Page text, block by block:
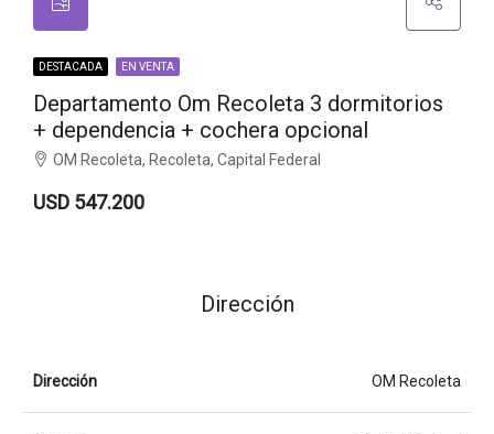
DESTACADA EN VENTA
Departamento Om Recoleta 3 dormitorios
+ dependencia + cochera opcional
OM Recoleta, Recoleta, Capital Federal
USD 547.200
Dirección
Dirección OM Recoleta